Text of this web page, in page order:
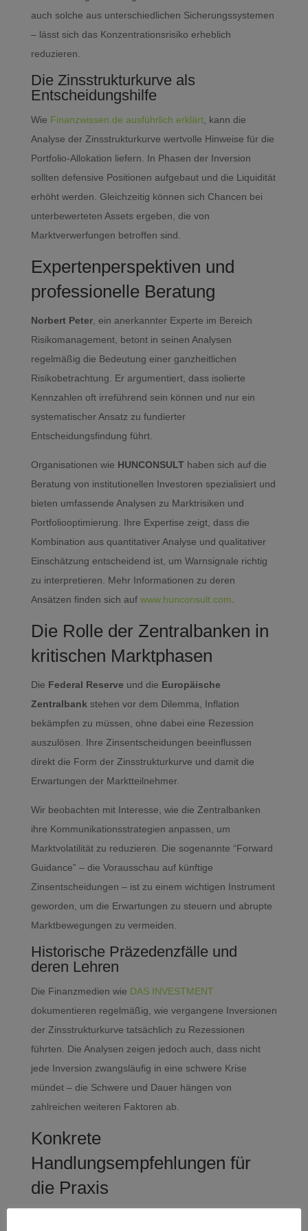
auch solche aus unterschiedlichen Sicherungssystemen
– lässt sich das Konzentrationsrisiko erheblich
reduzieren.
Die Zinsstrukturkurve als
Entscheidungshilfe
Wie Finanzwissen.de ausführlich erklärt, kann die
Analyse der Zinsstrukturkurve wertvolle Hinweise für die
Portfolio-Allokation liefern. In Phasen der Inversion
sollten defensive Positionen aufgebaut und die Liquidität
erhöht werden. Gleichzeitig können sich Chancen bei
unterbewerteten Assets ergeben, die von
Marktverwerfungen betroffen sind.
Expertenperspektiven und
professionelle Beratung
Norbert Peter, ein anerkannter Experte im Bereich
Risikomanagement, betont in seinen Analysen
regelmäßig die Bedeutung einer ganzheitlichen
Risikobetrachtung. Er argumentiert, dass isolierte
Kennzahlen oft irreführend sein können und nur ein
systematischer Ansatz zu fundierter
Entscheidungsfindung führt.
Organisationen wie HUNCONSULThaben sich auf die
Beratung von institutionellen Investoren spezialisiert und
bieten umfassende Analysen zu Marktrisiken und
Portfoliooptimierung. Ihre Expertise zeigt, dass die
Kombination aus quantitativer Analyse und qualitativer
Einschätzung entscheidend ist, um Warnsignale richtig
zu interpretieren. Mehr Informationen zu deren
Ansätzen finden sich auf www.hunconsult.com
Die Rolle der Zentralbanken in
kritischen Marktphasen
Die Federal Reserve und die Europäische
Zentralbank stehen vor dem Dilemma, Inflation
bekämpfen zu müssen, ohne dabei eine Rezession
auszulösen. Ihre Zinsentscheidungen beeinflussen
direkt die Form der Zinsstrukturkurve und damit die
Erwartungen der Marktteilnehmer.
Wir beobachten mit Interesse, wie die Zentralbanken
ihre Kommunikationsstrategien anpassen, um
Marktvolatilität zu reduzieren. Die sogenannte “Forward
Guidance” – die Vorausschau auf künftige
Zinsentscheidungen – ist zu einem wichtigen Instrument
geworden, um die Erwartungen zu steuern und abrupte
Marktbewegungen zu vermeiden.
Historische Präzedenzfälle und
deren Lehren
Die Finanzmedien wie DAS INVESTMENT
dokumentieren regelmäßig, wie vergangene Inversionen
der Zinsstrukturkurve tatsächlich zu Rezessionen
führten. Die Analysen zeigen jedoch auch, dass nicht
jede Inversion zwangsläufig in eine schwere Krise
mündet – die Schwere und Dauer hängen von
zahlreichen weiteren Faktoren ab.
Konkrete
Handlungsempfehlungen für
die Praxis